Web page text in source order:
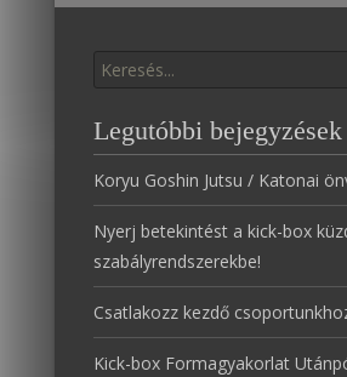
Legutóbbi bejegyzések
Koryu Goshin Jutsu / Katonai
Nyerj betekintést a kick-box
szabályrendszerekbe!
Csatlakozz kezdő
Kick-box Formagyakorlat